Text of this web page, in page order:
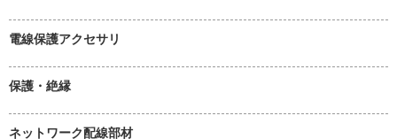
電線保護アクセサリ
保護・絶縁
ネットワーク配線部材